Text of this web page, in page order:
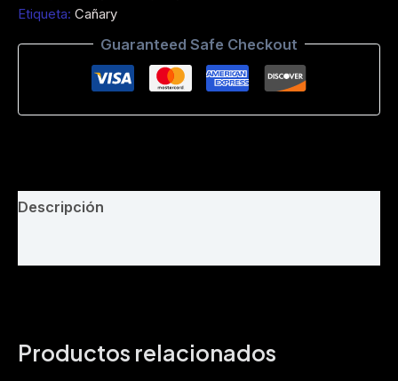
-
Guaraca
Suqui
-
Full
120
Etiqueta: Cañary
Guaranteed Safe Checkout
Descripción
Productos relacionados